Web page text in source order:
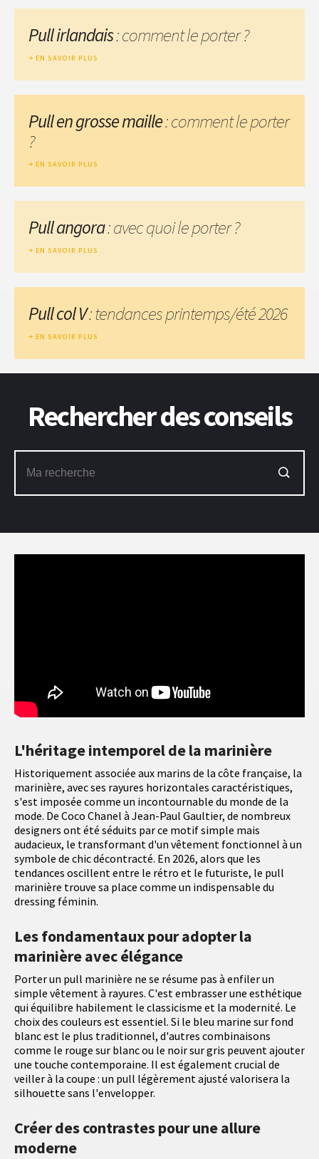
L'héritage intemporel de la marinière
Historiquement associée aux marins de la côte française, la
marinière, avec ses rayures horizontales caractéristiques,
s'est imposée comme un incontournable du monde de la
mode. De Coco Chanel à Jean-Paul Gaultier, de nombreux
designers ont été séduits par ce motif simple mais
audacieux, le transformant d'un vêtement fonctionnel à un
symbole de chic décontracté. En 2026, alors que les
tendances oscillent entre le rétro et le futuriste, le pull
marinière trouve sa place comme un indispensable du
dressing féminin.
Les fondamentaux pour adopter la
marinière avec élégance
Porter un pull marinière ne se résume pas à enfiler un
simple vêtement à rayures. C'est embrasser une esthétique
qui équilibre habilement le classicisme et la modernité. Le
choix des couleurs est essentiel. Si le bleu marine sur fond
blanc est le plus traditionnel, d'autres combinaisons
comme le rouge sur blanc ou le noir sur gris peuvent ajouter
une touche contemporaine. Il est également crucial de
veiller à la coupe : un pull légèrement ajusté valorisera la
silhouette sans l'envelopper.
Créer des contrastes pour une allure
moderne
Pull irlandais: comment le porter ?
EN SAVOIR PLUS
Pull en grosse maille: comment le porter
?
EN SAVOIR PLUS
Pull angora: avec quoi le porter ?
EN SAVOIR PLUS
Pull col V: tendances printemps/été 2026
EN SAVOIR PLUS
Rechercher des conseils